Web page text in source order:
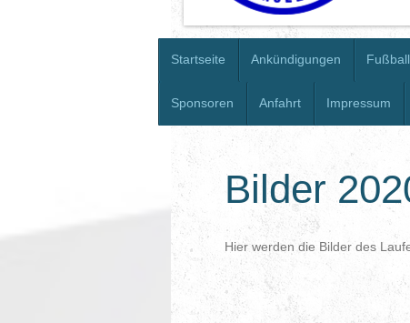
Startseite Ankündigungen Fußball
Sponsoren Anfahrt Impressum
Bilder
Hier werden die Bilder des